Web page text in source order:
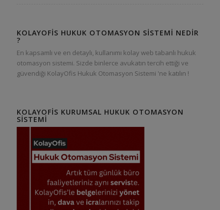
KOLAYOFIS HUKUK OTOMASYON SISTEMI NEDIR
?
En kapsamlı ve en detaylı, kullanımı kolay web tabanlı hukuk
otomasyon sistemi. Sizde binlerce avukatın tercih ettiği ve
güvendiği KolayOfis Hukuk Otomasyon Sistemi 'ne katılın !
KOLAYOFIS KURUMSAL HUKUK OTOMASYON
SISTEMI